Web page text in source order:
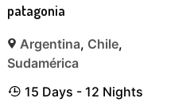
patagonia
Argentina, Chile,
Sudamérica
15 Days - 12 Nights